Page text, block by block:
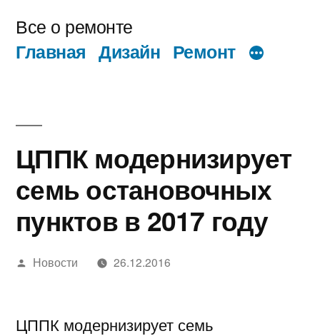
содержимому
Все о ремонте
Главная Дизайн Ремонт
ЦППК модернизирует
семь остановочных
пунктов в 2017 году
Написано
Новости 26.12.2016
ЦППК модернизирует семь